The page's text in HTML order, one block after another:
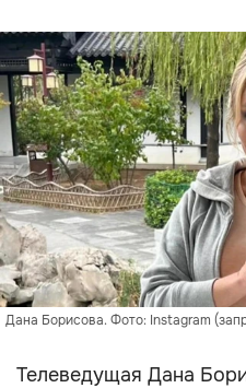
Дана Борисова. Фото: Instagram
Телеведущая Дана